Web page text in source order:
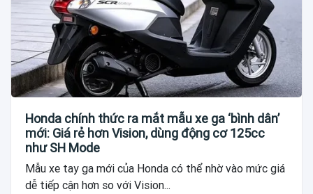
Honda chính thức ra mắt mẫu xe ga ‘bình dân’
mới: Giá rẻ hơn Vision, dùng động cơ 125cc
như SH Mode
Mẫu xe tay ga mới của Honda có thể nhờ vào mức giá
dễ tiếp cận hơn so với Vision...